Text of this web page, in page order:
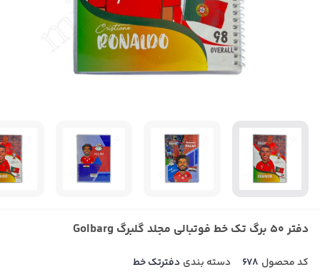
دفتر 50 برگ تک خط فوتبالی مجلد گلبرگ Golbarg
کد محصول 678 دسته بندی دفترتک خط